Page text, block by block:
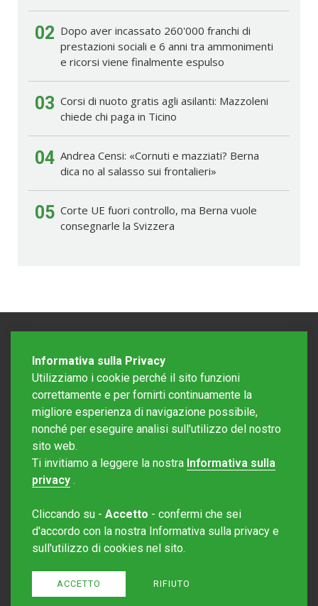
02 Dopo aver incassato 260'000 franchi di
prestazioni sociali e 6 anni tra ammonimenti
e ricorsi viene finalmente espulso
03 Corsi di nuoto gratis agli asilanti: Mazzoleni
chiede chi paga in Ticino
04 Andrea Censi: «Cornuti e mazziati? Berna
dica no al salasso sui frontalieri»
05 Corte UE fuori controllo, ma Berna vuole
consegnarle la Svizzera
Editore Rotostampa SA
Sito creato daRedesign
Informativa sulla Privacy
Utilizziamo i cookie perché il sito funzioni
correttamente e per fornirti continuamente la
migliore esperienza di navigazione possibile,
nonché per eseguire analisi sull'utilizzo del nostro
sito web.
Ti invitiamo a leggere la nostra Informativa sulla
privacy .
Cliccando su - Accetto - confermi che sei
d'accordo con la nostra Informativa sulla privacy e
sull'utilizzo di cookies nel sito.
ACCETTO RIFIUTO